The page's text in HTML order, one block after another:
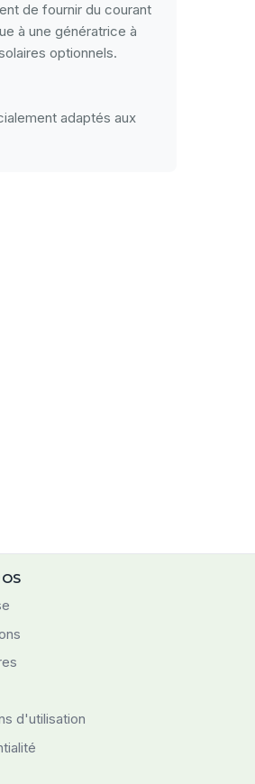
de fournir du courant
à une génératrice à
optionnels.
adaptés aux
d'utilisation